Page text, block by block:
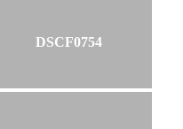
DSCF0754